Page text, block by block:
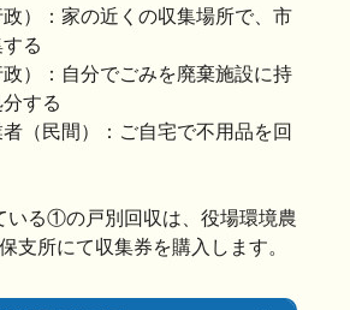
政）：家の近くの収集場所で、市
る
）：自分でごみを廃棄施設に持
する
（民間）：ご自宅で不用品を回
いる①の戸別回収は、役場環境農
支所にて収集券を購入します。